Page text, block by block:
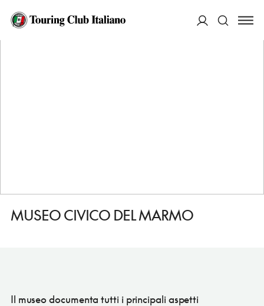
HOME
MUSEO CIVICO DEL MARMO
Il museo documenta tutti i principali aspetti